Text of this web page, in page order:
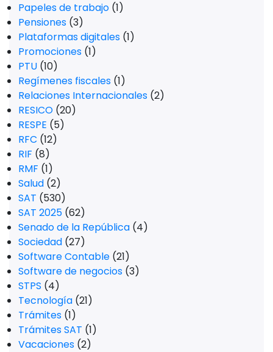
Papeles de trabajo (1)
Pensiones (3)
Plataformas digitales (1)
Promociones (1)
PTU (10)
Regímenes fiscales (1)
Relaciones Internacionales (2)
RESICO (20)
RESPE (5)
RFC (12)
RIF (8)
RMF (1)
Salud (2)
SAT (530)
SAT 2025 (62)
Senado de la República (4)
Sociedad (27)
Software Contable (21)
Software de negocios (3)
STPS (4)
Tecnología (21)
Trámites (1)
Trámites SAT (1)
Vacaciones (2)